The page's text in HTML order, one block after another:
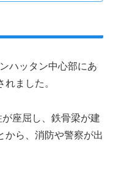
ハッタン中心部にあ
ました。
座屈し、鉄骨梁が建
から、消防や警察が出